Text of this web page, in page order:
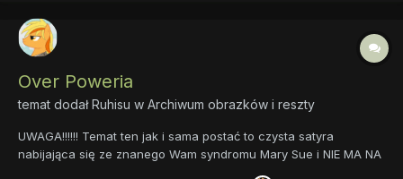
Over Poweria
temat dodałRuhisu w Archiwum obrazków i reszty
UWAGA!!!!!! Temat ten jak i sama postać to czysta satyra
nabijająca się ze znanego Wam syndromu Mary Sue i NIE MA NA